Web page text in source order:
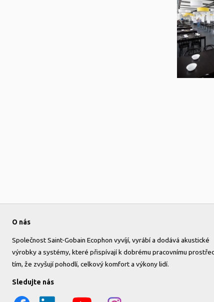
O nás
Společnost Saint-Gobain Ecophon vyvíjí, vyrábí a dodává akustické
výrobky a systémy, které přispívají k dobrému pracovnímu
tím, že zvyšují pohodlí, celkový komfort a výkony lidí.
Sledujte nás